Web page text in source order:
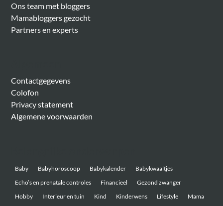
Ons team met bloggers
Mamabloggers gezocht
Partners en experts
Contactgegevens
Colofon
Privacy statement
Algemene voorwaarden
Baby Babyhoroscoop Babykalender
Babykwaaltjes
Echo’s en prenatale controles
Financieel
Gezond zwanger
Hobby
Interieur en tuin Kind Kinderwens Lifestyle Mama